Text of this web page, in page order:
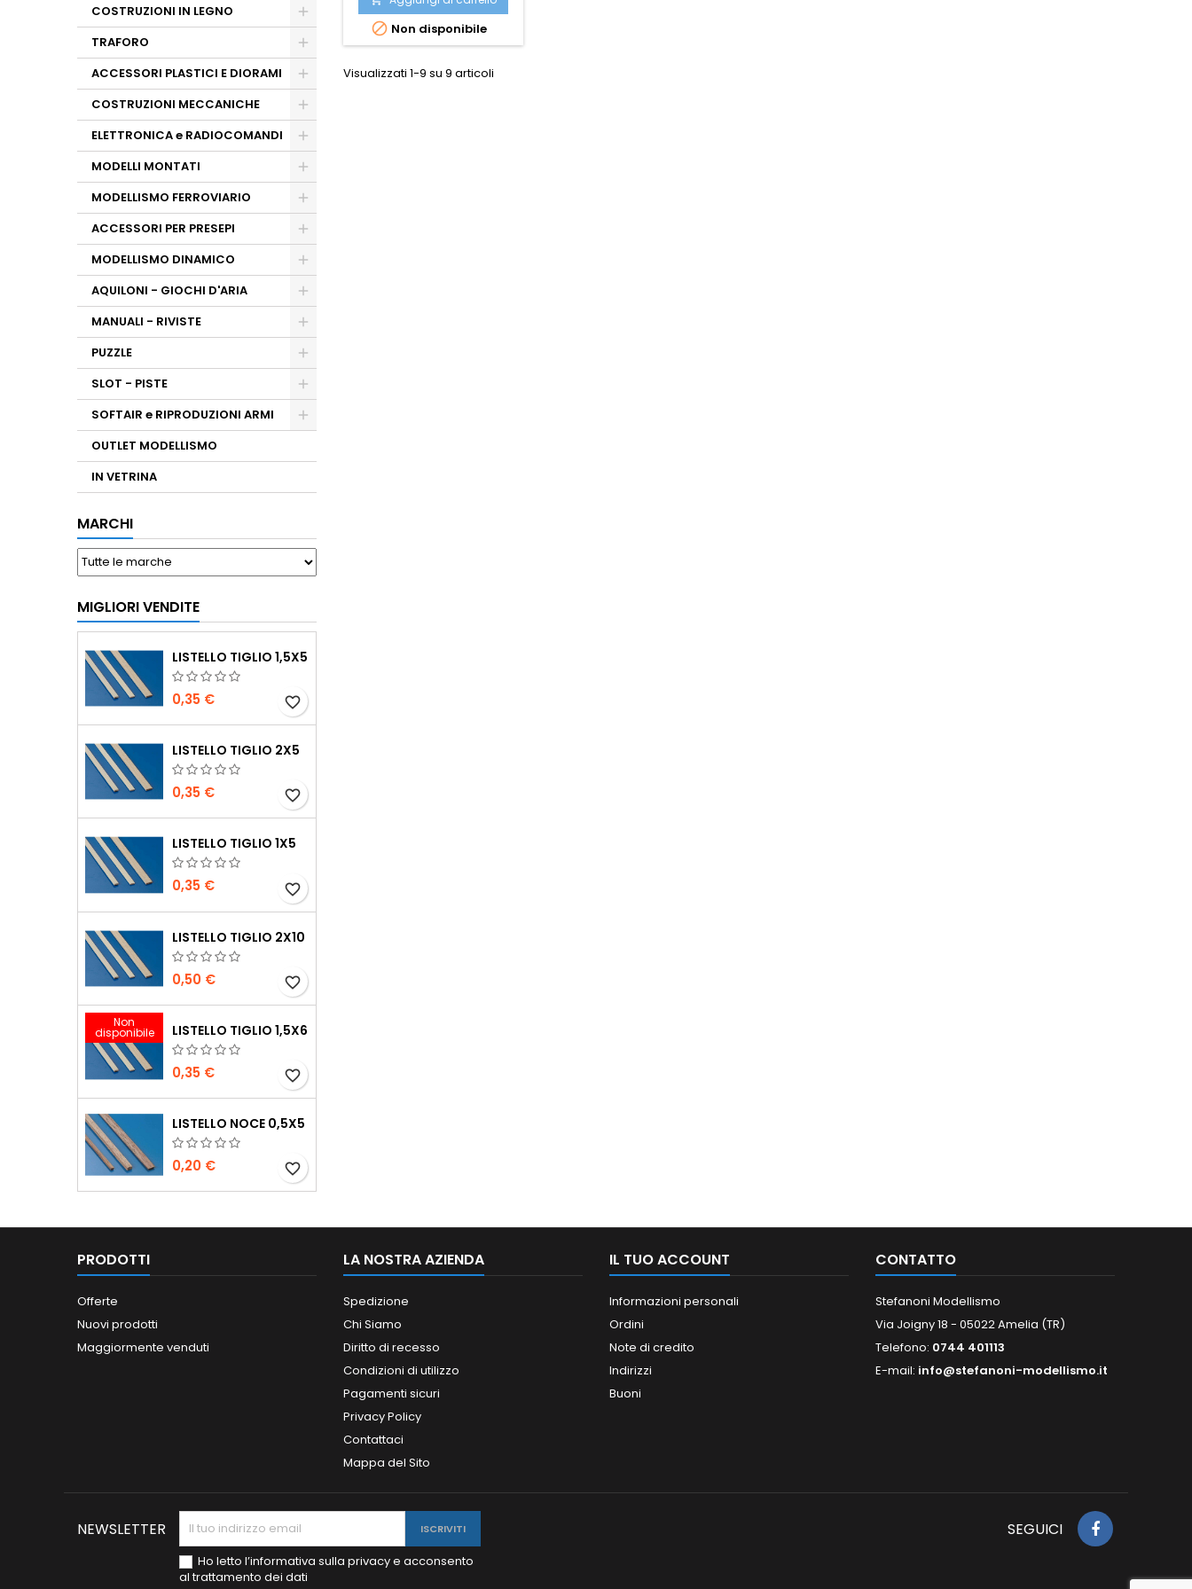
COSTRUZIONI IN LEGNO
TRAFORO
ACCESSORI PLASTICI E DIORAMI
COSTRUZIONI MECCANICHE
ELETTRONICA e RADIOCOMANDI
MODELLI MONTATI
MODELLISMO FERROVIARIO
ACCESSORI PER PRESEPI
MODELLISMO DINAMICO
AQUILONI - GIOCHI D'ARIA
MANUALI - RIVISTE
PUZZLE
SLOT - PISTE
SOFTAIR e RIPRODUZIONI ARMI
OUTLET MODELLISMO
IN VETRINA
MARCHI
MIGLIORI VENDITE
LISTELLO TIGLIO 1,5X5
0,35 € favorite_border
LISTELLO TIGLIO 2X5
0,35 € favorite_border
LISTELLO TIGLIO 1X5
0,35 € favorite_border
LISTELLO TIGLIO 2X10
0,50 € favorite_border
Non
disponibile LISTELLO TIGLIO 1,5X6
0,35 € favorite_border
LISTELLO NOCE 0,5X5
0,20 € favorite_border
 Non disponibile
Visualizzati 1-9 su 9 articoli
PRODOTTI
Offerte
Nuovi prodotti
Maggiormente venduti
LA NOSTRA AZIENDA
Spedizione
Chi Siamo
Diritto di recesso
Condizioni di utilizzo
Pagamenti sicuri
Privacy Policy
Contattaci
Mappa del Sito
IL TUO ACCOUNT
Informazioni personali
Ordini
Note di credito
Indirizzi
Buoni
CONTATTO
Stefanoni Modellismo
Via Joigny 18 - 05022 Amelia (TR)
Telefono: 0744 401113
E-mail: info@stefanoni-modellismo.it
NEWSLETTER
Ho letto l’informativa sulla privacy e acconsento
al trattamento dei dati
SEGUICI